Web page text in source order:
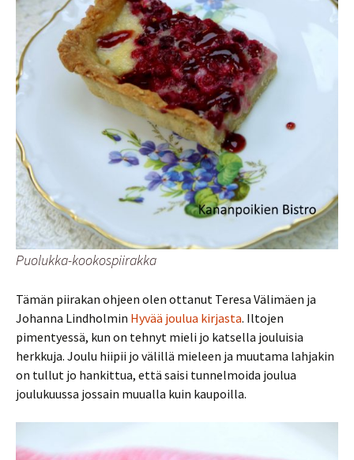
Puolukka-kookospiirakka
Tämän piirakan ohjeen olen ottanut Teresa Välimäen ja
Johanna Lindholmin Hyvää joulua kirjasta. Iltojen
pimentyessä, kun on tehnyt mieli jo katsella jouluisia
herkkuja. Joulu hiipii jo välillä mieleen ja muutama lahjakin
on tullut jo hankittua, että saisi tunnelmoida joulua
joulukuussa jossain muualla kuin kaupoilla.